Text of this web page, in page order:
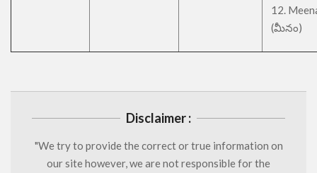
12.
(మీనం)
Disclaimer :
"We try to provide the correct or true information on
our site however, we are not responsible for the